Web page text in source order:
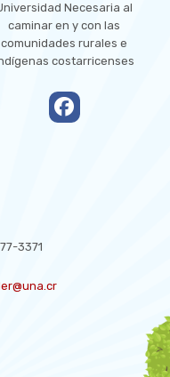
Necesaria al
caminar en y con las
comunidades rurales e
costarricenses
empty
3371